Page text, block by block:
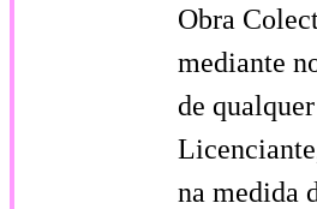
Obra
mediante
de qualquer
na medida